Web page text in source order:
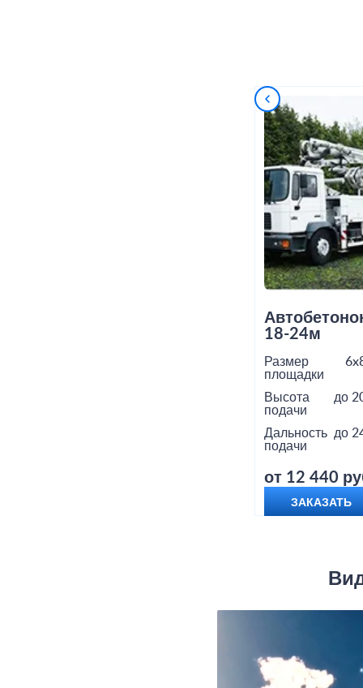
18-24м
Размер
площадки
Высота
подачи
до
Дальность
подачи
до
от 12 440
ЗАКАЗАТЬ